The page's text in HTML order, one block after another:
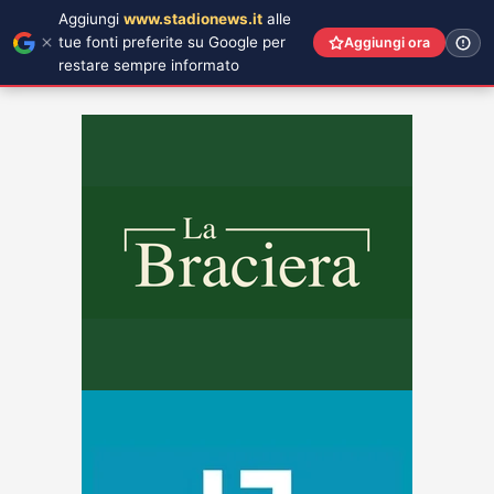
Aggiungi www.stadionews.it alle
tue fonti preferite su Google per
restare sempre informato
Aggiungi ora